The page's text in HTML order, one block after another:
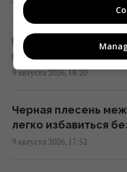
17:34 воскресенье, 09 августа
Украина из
превратилась в
Правда ли салат
9 августа 2026, 18:24
Нужно ли
варки: ошибка
9 августа 2026, 18:20
Черная плесень
легко избавиться
9 августа 2026, 17:52